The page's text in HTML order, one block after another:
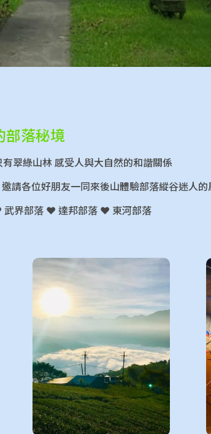
部落秘境
翠綠山林 感受人與大自然的和諧關係
邀請各位好朋友一同來後山體驗部落縱谷迷人的
武界部落 ♥ 達邦部落 ♥ 東河部落